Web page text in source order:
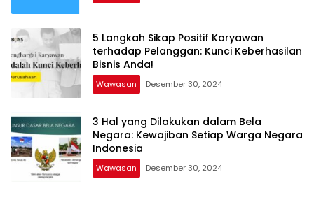
5 Langkah Sikap Positif Karyawan
terhadap Pelanggan: Kunci Keberhasilan
Bisnis Anda!
Wawasan Desember 30, 2024
3 Hal yang Dilakukan dalam Bela
Negara: Kewajiban Setiap Warga Negara
Indonesia
Wawasan Desember 30, 2024